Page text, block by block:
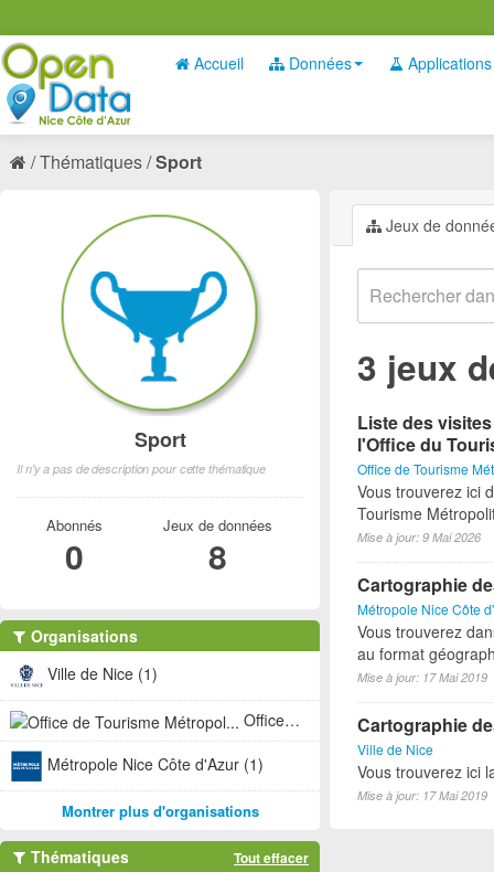
Accueil Données Applications
Thématiques Sport
Jeux de
3 jeux
Liste des
l'Office du
Office de Tourisme
Vous trouverez ici
Tourisme
Mise à jour: 9 Mai 2026
Cartographie
Métropole Nice Côte
Vous trouverez
au format
Mise à jour: 17 Mai 2019
Cartographie
Ville de Nice
Vous trouverez ici
Mise à jour: 17 Mai 2019
Sport
Il n'y a pas de description pour cette thématique
Abonnés
0
Jeux de données
8
Organisations
Ville de Nice (1)
Office de Tourisme Métropol... (1)
Métropole Nice Côte d'Azur (1)
Montrer plus d'organisations
Thématiques Tout effacer